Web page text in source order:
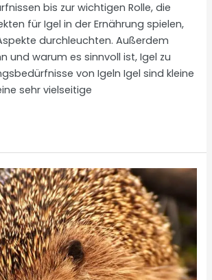
bis zur wichtigen Rolle, die
für Igel in der Ernährung spielen,
durchleuchten. Außerdem
und warum es sinnvoll ist, Igel zu
von Igeln Igel sind kleine
sehr vielseitige